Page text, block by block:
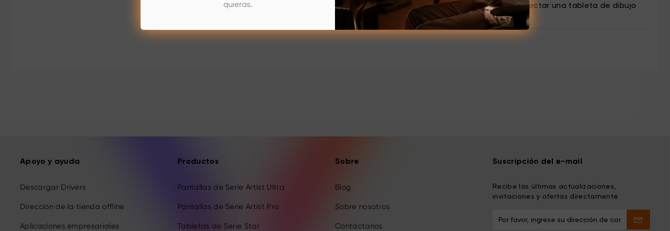
Solución para que el panel táctil de un portátil con Windows 10 deje de responder al conectar una tableta de dibujo
Apoyo y ayuda
Descargar Drivers
Dirección de la tienda offline
Aplicaciones empresariales
Productos
Pantallas de Serie Artist Ultra
Pantallas de Serie Artist Pro
Tabletas de Serie Star
Sobre
Blog
Sobre nosotros
Contáctanos
Suscripción del e-mail
Recibe las últimas actualizaciones,
invitaciones y ofertas directamente
quieras.